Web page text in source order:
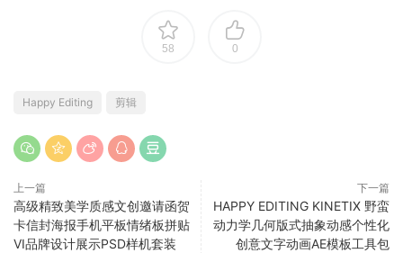
58 0
Happy Editing 剪辑
上一篇
高级精致美学质感文创邀请函贺
卡信封海报手机平板情绪板拼贴
VI品牌设计展示PSD样机套装
下一篇
HAPPY EDITING KINETIX 野蛮
动力学几何版式抽象动感个性化
创意文字动画AE模板工具包